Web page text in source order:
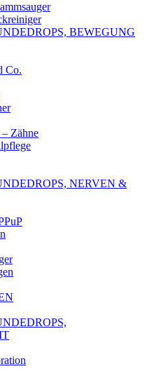
BEWEGUNG
Co.
Zähne
NERVEN &